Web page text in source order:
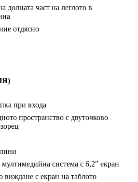
долната част на леглото в
отдясно
при входа
пространство с двуточково
система с 6,2″ екран
виждане с екран на таблото